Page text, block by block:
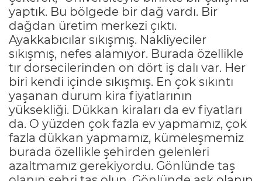
yaptık. Bu bölgede bir dağ vardı. Bir
dağdan üretim merkezi çıktı.
Ayakkabıcılar sıkışmış. Nakliyeciler
sıkışmış, nefes alamıyor. Burada özellikle
tır dorsecilerinden on dört iş dalı var. Her
biri kendi içinde sıkışmış. En çok sıkıntı
yaşanan durum kira fiyatlarının
yüksekliği. Dükkan kiraları da ev fiyatları
da. O yüzden çok fazla ev yapmamız, çok
fazla dükkan yapmamız, kümeleşmemiz
burada özellikle şehirden gelenleri
azaltmamız gerekiyordu. Gönlünde taş